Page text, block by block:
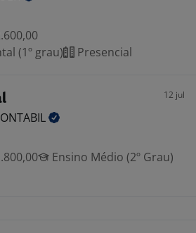
(1º grau)
Presencial
12 jul
Ensino Médio (2º Grau)